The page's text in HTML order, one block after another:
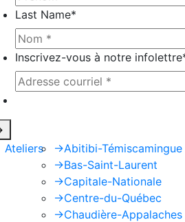
Last Name*
Inscrivez-vous à notre infolettre
Ateliers
->Abitibi-Témiscamingue
->Bas-Saint-Laurent
->Capitale-Nationale
->Centre-du-Québec
->Chaudière-Appalaches